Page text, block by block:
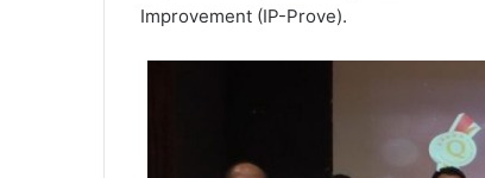
Improvement (IP-Prove).